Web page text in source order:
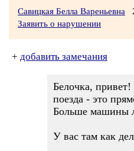
Савицкая Белла Вареньевна
Заявить о нарушении
+ добавить замечания
Белочка,
поезда - это
Больше машины
У вас там как